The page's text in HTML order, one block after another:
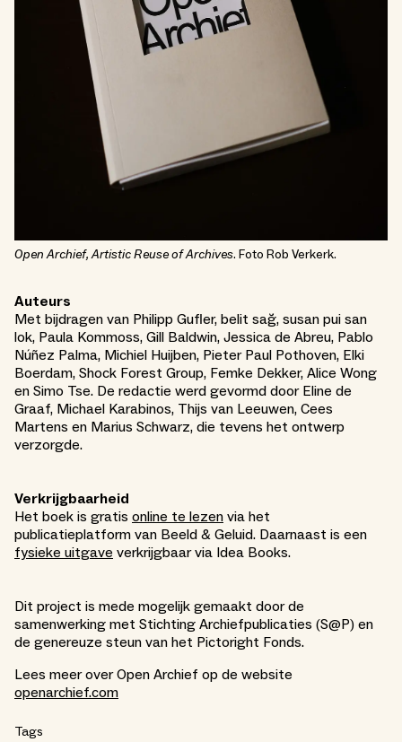
Open Archief, Artistic Reuse of Archives. Foto Rob Verkerk.
Auteurs
Met bijdragen van Philipp Gufler, belit sağ, susan pui san
lok, Paula Kommoss, Gill Baldwin, Jessica de Abreu, Pablo
Núñez Palma, Michiel Huijben, Pieter Paul Pothoven, Elki
Boerdam, Shock Forest Group, Femke Dekker, Alice Wong
en Simo Tse. De redactie werd gevormd door Eline de
Graaf, Michael Karabinos, Thijs van Leeuwen, Cees
Martens en Marius Schwarz, die tevens het ontwerp
verzorgde.
Verkrijgbaarheid
Het boek is gratis online te lezen via het
publicatieplatform van Beeld & Geluid. Daarnaast is een
fysieke uitgave verkrijgbaar via Idea Books.
Dit project is mede mogelijk gemaakt door de
samenwerking met Stichting Archiefpublicaties (S@P) en
de genereuze steun van het Pictoright Fonds.
Lees meer over Open Archief op de website
openarchief.com
Tags